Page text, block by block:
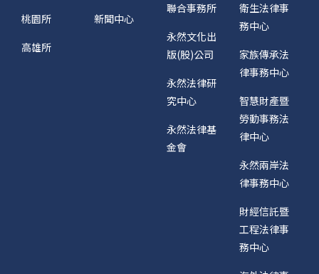
桃園所
高雄所
新聞中心
聯合事務所
永然文化出
版(股)公司
永然法律研
究中心
永然法律基
金會
衛生法律事
務中心
家族傳承法
律事務中心
智慧財產暨
勞動事務法
律中心
永然兩岸法
律事務中心
財經信託暨
工程法律事
務中心